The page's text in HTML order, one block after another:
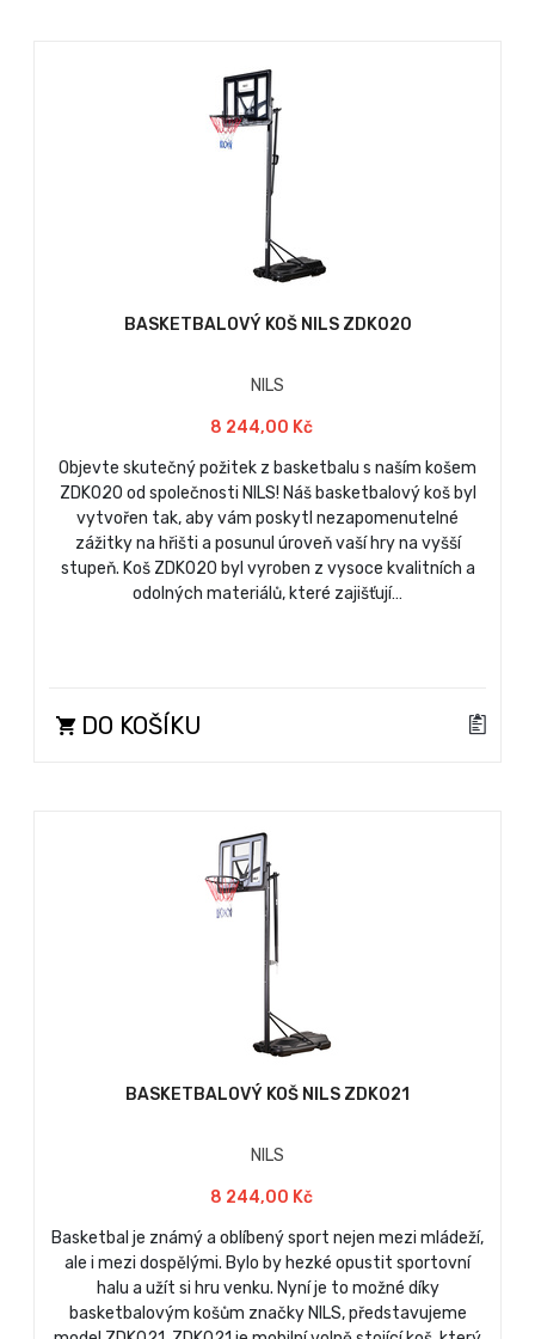
BASKETBALOVÝ KOŠ NILS ZDK020
NILS
8 244,00 Kč
Objevte skutečný požitek z basketbalu s naším košem
ZDK020 od společnosti NILS! Náš basketbalový koš byl
vytvořen tak, aby vám poskytl nezapomenutelné
zážitky na hřišti a posunul úroveň vaší hry na vyšší
stupeň. Koš ZDK020 byl vyroben z vysoce kvalitních a
odolných materiálů, které zajišťují…
DO KOŠÍKU
BASKETBALOVÝ KOŠ NILS ZDK021
NILS
8 244,00 Kč
Basketbal je známý a oblíbený sport nejen mezi mládeží,
ale i mezi dospělými. Bylo by hezké opustit sportovní
halu a užít si hru venku. Nyní je to možné díky
basketbalovým košům značky NILS, představujeme